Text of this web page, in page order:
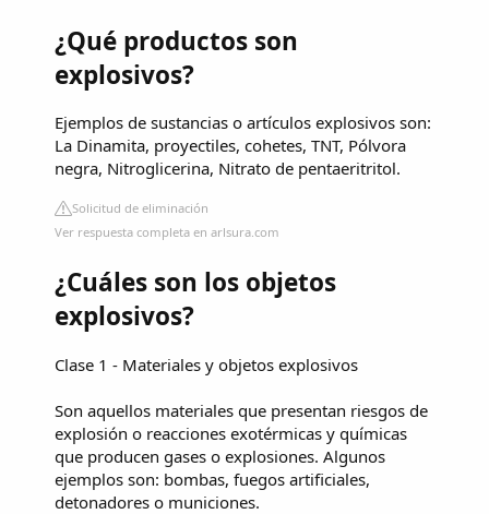
¿Qué productos son
explosivos?
Ejemplos de sustancias o artículos explosivos son:
La Dinamita, proyectiles, cohetes, TNT, Pólvora
negra, Nitroglicerina, Nitrato de pentaeritritol.
Solicitud de eliminación
Ver respuesta completa en arlsura.com
¿Cuáles son los objetos
explosivos?
Clase 1 - Materiales y objetos explosivos
Son aquellos materiales que presentan riesgos de
explosión o reacciones exotérmicas y químicas
que producen gases o explosiones. Algunos
ejemplos son: bombas, fuegos artificiales,
detonadores o municiones.